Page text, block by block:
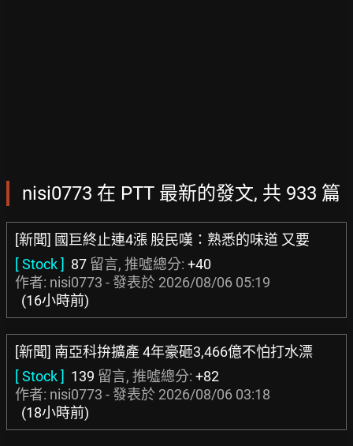
nisi0773 在 PTT 最新的發文, 共 933 篇
[新聞] 國巨終止連4漲 股民嘆：熟悉的味道 又要
[ Stock ] 87 留言, 推噓總分: +40
作者: nisi0773 - 發表於 2026/08/06 05:19
(16小時前)
[新聞] 南亞科拚擴產 4年豪砸3,466億不怕打水漂
[ Stock ] 139 留言, 推噓總分: +82
作者: nisi0773 - 發表於 2026/08/06 03:18
(18小時前)